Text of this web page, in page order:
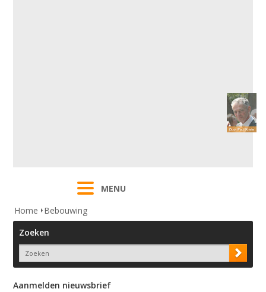
MENU
Home
Bebouwing
Zoeken
Aanmelden nieuwsbrief